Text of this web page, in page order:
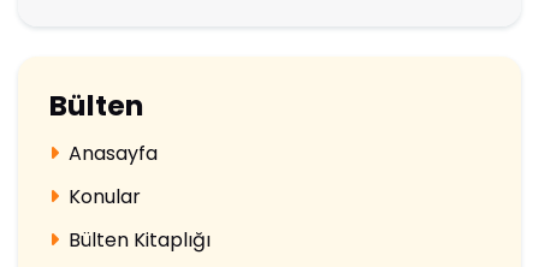
Bülten
Anasayfa
Konular
Bülten Kitaplığı